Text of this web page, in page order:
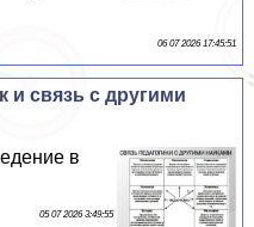
06 07 2026 17:45:51
и связь с другими
в
05 07 2026 3:49:55